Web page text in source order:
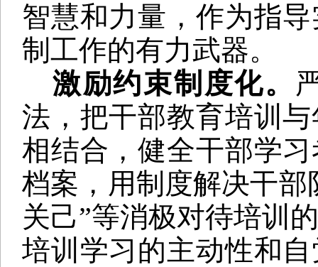
智慧和力量，作为指
制工作的有力武器。
激励约束制度化。
法，把干部教育培训
相结合，健全干部学
档案，用制度解决干部
关己”等消极对待培训
培训学习的主动性和